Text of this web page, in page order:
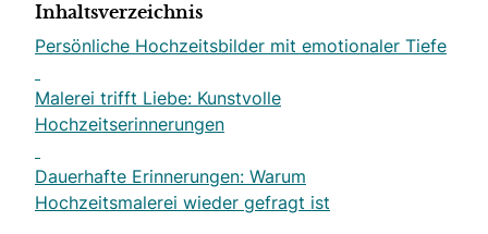
Inhaltsverzeichnis
Persönliche Hochzeitsbilder mit emotionaler Tiefe
Malerei trifft Liebe: Kunstvolle
Hochzeitserinnerungen
Dauerhafte Erinnerungen: Warum
Hochzeitsmalerei wieder gefragt ist